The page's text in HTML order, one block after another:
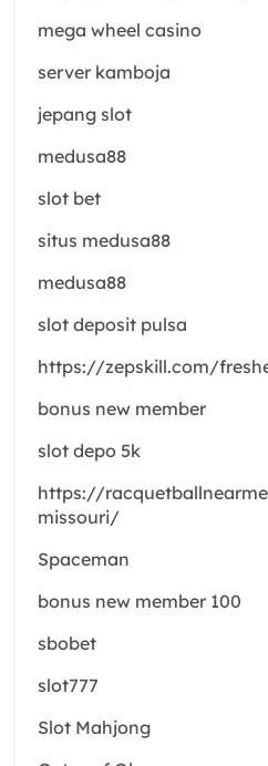
mega wheel casino
server kamboja
jepang slot
medusa88
slot bet
situs medusa88
medusa88
slot deposit pulsa
https://zepskill.com/
bonus new member
slot depo 5k
https://
missouri/
Spaceman
bonus new member 100
sbobet
slot777
Slot Mahjong